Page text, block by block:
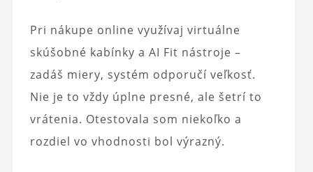
Pri nákupe online využívaj virtuálne
skúšobné kabínky a AI Fit nástroje –
zadáš miery, systém odporučí veľkosť.
Nie je to vždy úplne presné, ale šetrí to
vrátenia. Otestovala som niekoľko a
rozdiel vo vhodnosti bol výrazný.